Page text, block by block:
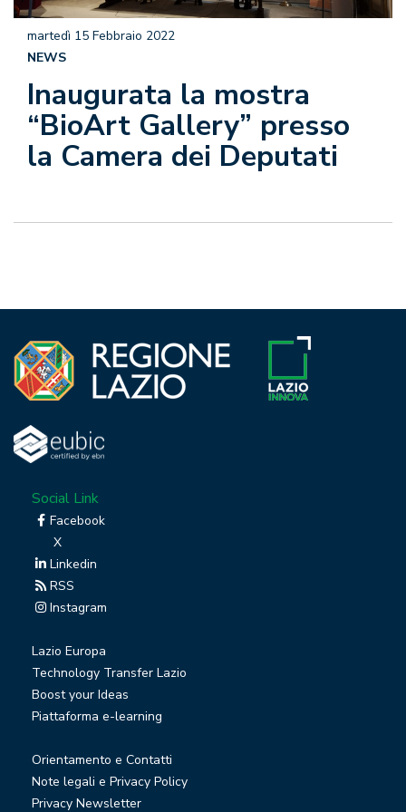
Inaugurata la mostra
“BioArt Gallery” presso
la Camera dei Deputati
martedì 15 Febbraio 2022
NEWS
Social Link
Facebook
X
Linkedin
RSS
Instagram
Lazio Europa
Technology Transfer Lazio
Boost your Ideas
Piattaforma e-learning
Orientamento e Contatti
Note legali e Privacy Policy
Privacy Newsletter